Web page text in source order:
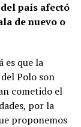
país afectó
de nuevo o
es que la
Polo son
cometido el
por la
proponemos